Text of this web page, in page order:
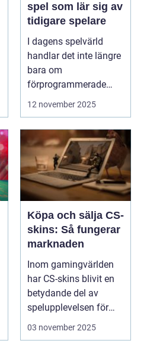
spel som lär sig av
tidigare spelare
I dagens spelvärld
handlar det inte längre
bara om
förprogrammerade
banor och fasta m...
12 november 2025
Köpa och sälja CS-
skins: Så fungerar
marknaden
Inom gamingvärlden
har CS-skins blivit en
betydande del av
spelupplevelsen för
många...
03 november 2025